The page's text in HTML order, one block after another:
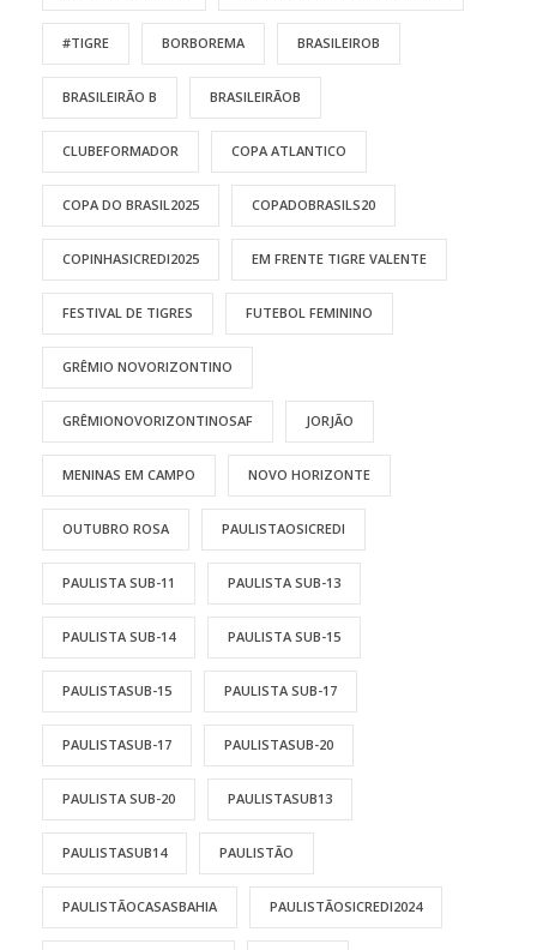
#TIGRE BORBOREMA BRASILEIROB
BRASILEIRÃO B BRASILEIRÃOB
CLUBEFORMADOR COPA ATLANTICO
COPA DO BRASIL2025 COPADOBRASILS20
COPINHASICREDI2025 EM FRENTE TIGRE VALENTE
FESTIVAL DE TIGRES FUTEBOL FEMININO
GRÊMIO NOVORIZONTINO
GRÊMIONOVORIZONTINOSAF JORJÃO
MENINAS EM CAMPO NOVO HORIZONTE
OUTUBRO ROSA PAULISTAOSICREDI
PAULISTA SUB-11 PAULISTA SUB-13
PAULISTA SUB-14 PAULISTA SUB-15
PAULISTASUB-15 PAULISTA SUB-17
PAULISTASUB-17 PAULISTASUB-20
PAULISTA SUB-20 PAULISTASUB13
PAULISTASUB14 PAULISTÃO
PAULISTÃOCASASBAHIA PAULISTÃOSICREDI2024